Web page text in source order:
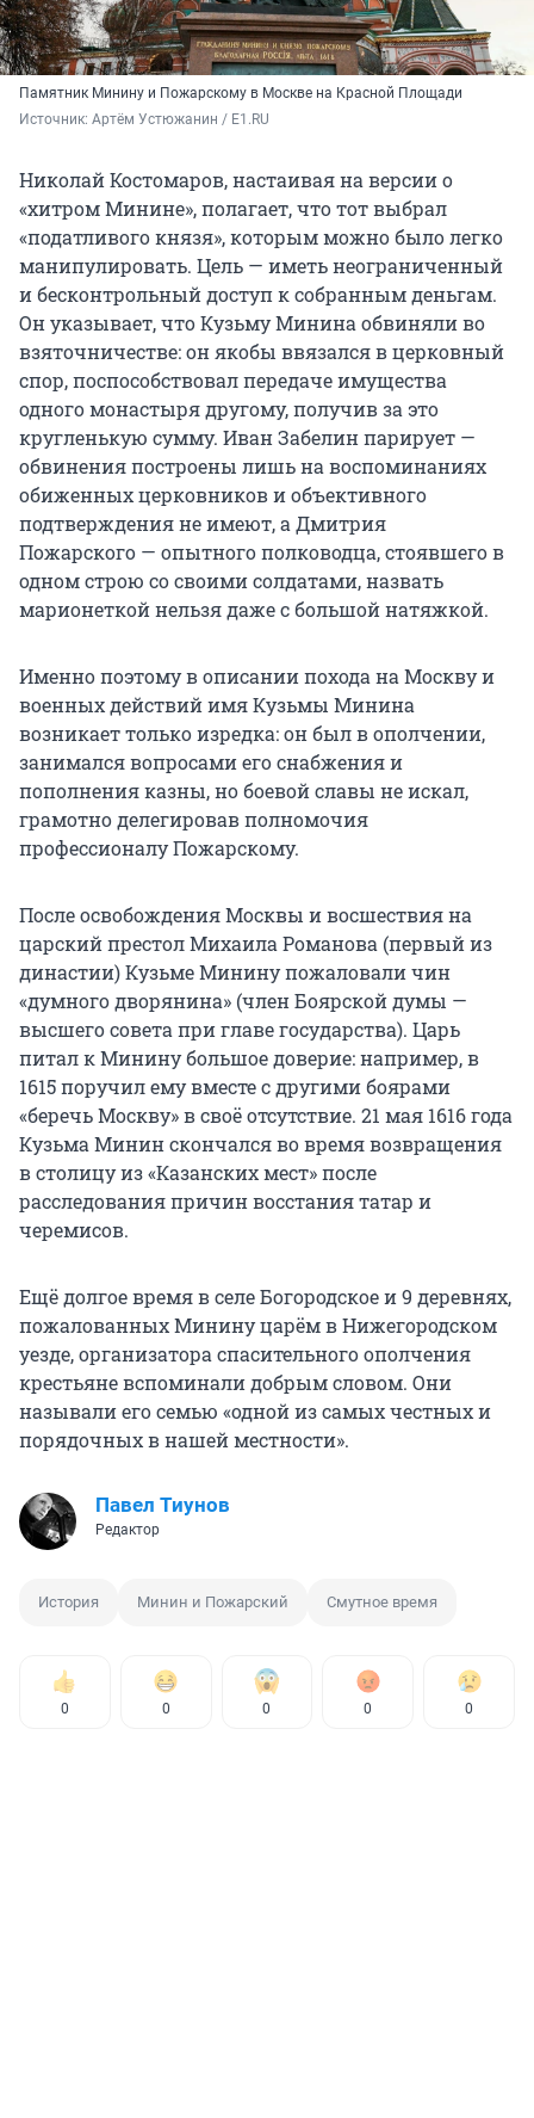
Памятник Минину и Пожарскому в Москве на Красной Площади
Источник: Артём Устюжанин / E1.RU
Николай Костомаров, настаивая на версии о
«хитром Минине», полагает, что тот выбрал
«податливого князя», которым можно было легко
манипулировать. Цель — иметь неограниченный
и бесконтрольный доступ к собранным деньгам.
Он указывает, что Кузьму Минина обвиняли во
взяточничестве: он якобы ввязался в церковный
спор, поспособствовал передаче имущества
одного монастыря другому, получив за это
кругленькую сумму. Иван Забелин парирует —
обвинения построены лишь на воспоминаниях
обиженных церковников и объективного
подтверждения не имеют, а Дмитрия
Пожарского — опытного полководца, стоявшего в
одном строю со своими солдатами, назвать
марионеткой нельзя даже с большой натяжкой.
Именно поэтому в описании похода на Москву и
военных действий имя Кузьмы Минина
возникает только изредка: он был в ополчении,
занимался вопросами его снабжения и
пополнения казны, но боевой славы не искал,
грамотно делегировав полномочия
профессионалу Пожарскому.
После освобождения Москвы и восшествия на
царский престол Михаила Романова (первый из
династии) Кузьме Минину пожаловали чин
«думного дворянина» (член Боярской думы —
высшего совета при главе государства). Царь
питал к Минину большое доверие: например, в
1615 поручил ему вместе с другими боярами
«беречь Москву» в своё отсутствие. 21 мая 1616 года
Кузьма Минин скончался во время возвращения
в столицу из «Казанских мест» после
расследования причин восстания татар и
черемисов.
Ещё долгое время в селе Богородское и 9 деревнях,
пожалованных Минину царём в Нижегородском
уезде, организатора спасительного ополчения
крестьяне вспоминали добрым словом. Они
называли его семью «одной из самых честных и
порядочных в нашей местности».
Павел Тиунов
Редактор
История Минин и Пожарский Смутное время
0 0 0 0 0